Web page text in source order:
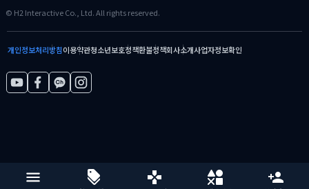
© H2 Interactive Co., Ltd. All rights reserved.
개인정보처리방침이용약관청소년보호정책환불정책회사소개사업자정보확인